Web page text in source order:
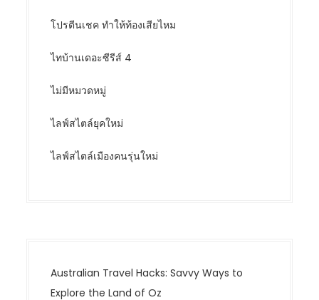
โปรตีนเชค ทำให้ท้องเสียไหม
ไทบ้านเดอะซีรีส์ 4
ไม่มีหมวดหมู่
ไลฟ์สไตล์ยุคใหม่
ไลฟ์สไตล์เมืองคนรุ่นใหม่
Australian Travel Hacks: Savvy Ways to
Explore the Land of Oz